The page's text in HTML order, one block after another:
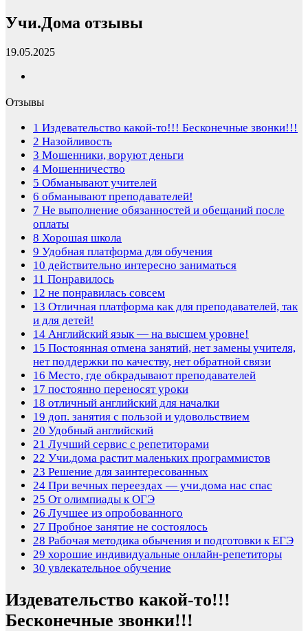
Учи.Дома отзывы
19.05.2025
Отзывы
1 Издевательство какой-то!!! Бесконечные звонки!!!
2 Назойливость
3 Мошенники, воруют деньги
4 Мошенничество
5 Обманывают учителей
6 обманывают преподавателей!
7 Не выполнение обязанностей и обещаний после
оплаты
8 Хорошая школа
9 Удобная платформа для обучения
10 действительно интересно заниматься
11 Понравилось
12 не понравилась совсем
13 Отличная платформа как для преподавателей, так
и для детей!
14 Английский язык — на высшем уровне!
15 Постоянная отмена занятий, нет замены учителя,
нет поддержки по качеству, нет обратной связи
16 Место, где обкрадывают преподавателей
17 постоянно переносят уроки
18 отличный английский для началки
19 доп. занятия с пользой и удовольствием
20 Удобный английский
21 Лучший сервис с репетиторами
22 Учи.дома растит маленьких программистов
23 Решение для заинтересованных
24 При вечных переездах — учи.дома нас спас
25 От олимпиады к ОГЭ
26 Лучшее из опробованного
27 Пробное занятие не состоялось
28 Рабочая методика обычения и подготовки к ЕГЭ
29 хорошие индивидуальные онлайн-репетиторы
30 увлекательное обучение
Издевательство какой-то!!!
Бесконечные звонки!!!